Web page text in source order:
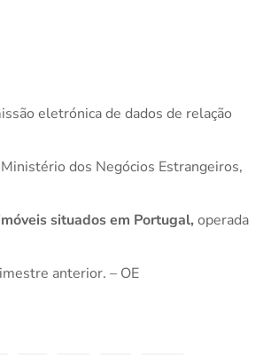
eletrónica de dados de relação
dos Negócios Estrangeiros,
situados em Portugal, operada
anterior. – OE